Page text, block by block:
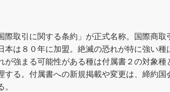
際取引に関する条約」が正式名称。国際商
本は８０年に加盟。絶滅の恐れが特に強い
が強まる可能性がある種は付属書２の対象
する。付属書への新規掲載や変更は、締約